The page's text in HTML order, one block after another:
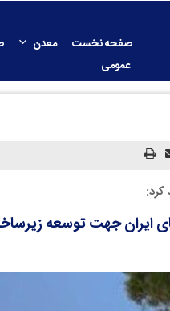
صفحه نخست معدن
عمومی
کرد:
ایران جهت توسعه